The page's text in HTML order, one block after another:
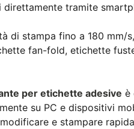
tramite
di stampa fino a 180
fan-fold, etichette
per etichette adesive è
su PC e dispositivi
e stampare